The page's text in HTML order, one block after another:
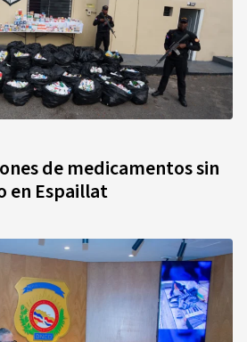
de medicamentos sin
en Espaillat